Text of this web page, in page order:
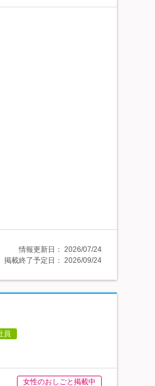
情報更新日： 2026/07/24
掲載終了予定日： 2026/09/24
員
女性のおしごと掲載中